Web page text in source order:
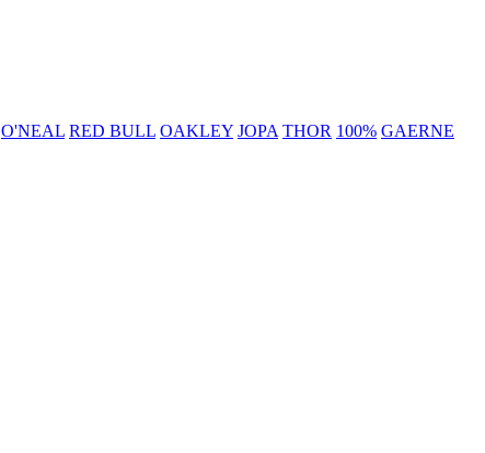
O'NEAL RED BULL OAKLEY JOPA THOR 100% GAERNE